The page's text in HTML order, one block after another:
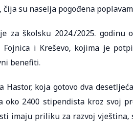
čija su naselja pogođena
za školsku 2024./2025. godinu
Fojnica i Kreševo, kojima je
benefiti.
Hastor, koja gotovo dva
oko 2400 stipendista kroz svoj
imaju priliku za razvoj